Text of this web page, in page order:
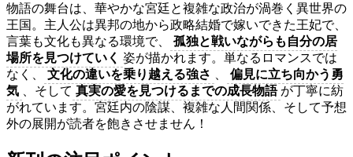
物語の舞台は、華やかな宮廷と複雑な政治が渦巻く異世界の
王国。主人公は異邦の地から政略結婚で嫁いできた王妃で、
言葉も文化も異なる環境で、
孤独と戦いながらも自分の居
場所を見つけていく 姿が描かれます。単なるロマンスでは
なく、
文化の違いを乗り越える強さ
偏見に立ち向かう勇
気
、そして 真実の愛を見つけるまでの成長物語 が丁寧に紡
がれています。宮廷内の陰謀、複雑な人間関係、そして予想
外の展開が読者を飽きさせません！